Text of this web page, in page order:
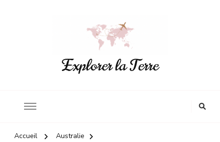
Explorer la Terre
Accueil
Australie